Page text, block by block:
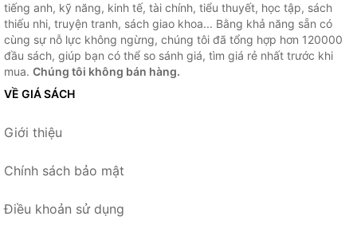
tiếng anh, kỹ năng, kinh tế, tài chính, tiểu thuyết, học tập, sách
thiếu nhi, truyện tranh, sách giao khoa... Bằng khả năng sẵn có
cùng sự nỗ lực không ngừng, chúng tôi đã tổng hợp hơn 120000
đầu sách, giúp bạn có thể so sánh giá, tìm giá rẻ nhất trước khi
mua. Chúng tôi không bán hàng.
VỀ GIÁ SÁCH
Giới thiệu
Chính sách bảo mật
Điều khoản sử dụng